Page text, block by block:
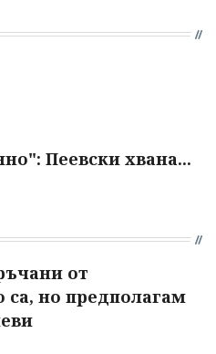
Пеевски хвана...
от
са, но предполагам